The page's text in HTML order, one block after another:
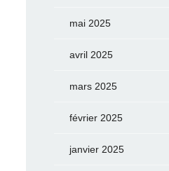
mai 2025
avril 2025
mars 2025
février 2025
janvier 2025